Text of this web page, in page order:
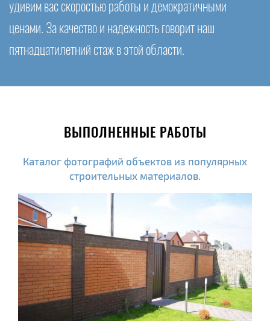
удивим вас скоростью работы и демократичными
ценами. За качество и надежность говорит наш
пятнадцатилетний стаж в этой области.
ВЫПОЛНЕННЫЕ РАБОТЫ
Каталог фотографий объектов из популярных
строительных материалов.